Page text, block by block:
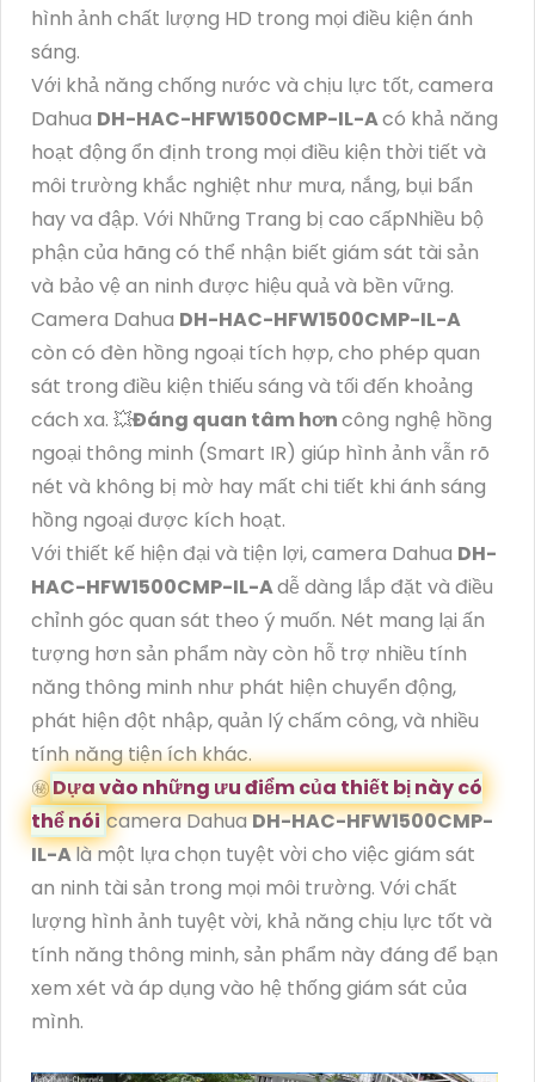
hình ảnh chất lượng HD trong mọi điều kiện ánh
sáng.
Với khả năng chống nước và chịu lực tốt, camera
Dahua DH-HAC-HFW1500CMP-IL-Acó khả năng
hoạt động ổn định trong mọi điều kiện thời tiết và
môi trường khắc nghiệt như mưa, nắng, bụi bẩn
hay va đập. Với Những Trang bị cao cấpNhiều bộ
phận của hãng có thể nhận biết giám sát tài sản
và bảo vệ an ninh được hiệu quả và bền vững.
Camera Dahua DH-HAC-HFW1500CMP-IL-A
còn có đèn hồng ngoại tích hợp, cho phép quan
sát trong điều kiện thiếu sáng và tối đến khoảng
cách xa. 💥Đáng quan tâm hơncông nghệ hồng
ngoại thông minh (Smart IR) giúp hình ảnh vẫn rõ
nét và không bị mờ hay mất chi tiết khi ánh sáng
hồng ngoại được kích hoạt.
Với thiết kế hiện đại và tiện lợi, camera Dahua DH-
HAC-HFW1500CMP-IL-Adễ dàng lắp đặt và điều
chỉnh góc quan sát theo ý muốn. Nét mang lại ấn
tượng hơn sản phẩm này còn hỗ trợ nhiều tính
năng thông minh như phát hiện chuyển động,
phát hiện đột nhập, quản lý chấm công, và nhiều
tính năng tiện ích khác.
㊙️Dựa vào những ưu điểm của thiết bị này có
thể nóicamera DahuaDH-HAC-HFW1500CMP-
IL-Alà một lựa chọn tuyệt vời cho việc giám sát
an ninh tài sản trong mọi môi trường. Với chất
lượng hình ảnh tuyệt vời, khả năng chịu lực tốt và
tính năng thông minh, sản phẩm này đáng để bạn
xem xét và áp dụng vào hệ thống giám sát của
mình.